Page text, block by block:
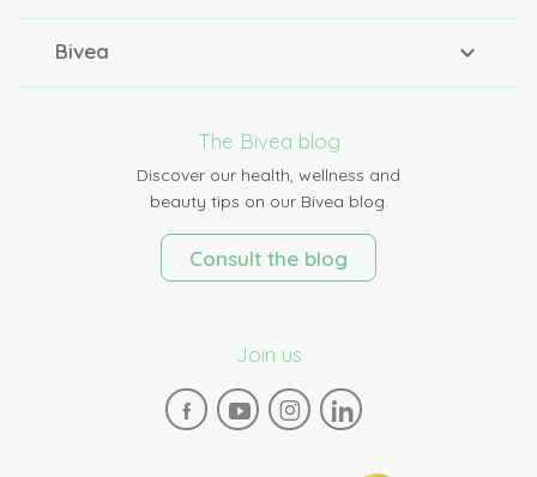
Bivea
The Bivea blog
Discover our health, wellness and
beauty tips on our Bivea blog.
Consult the blog
Join us